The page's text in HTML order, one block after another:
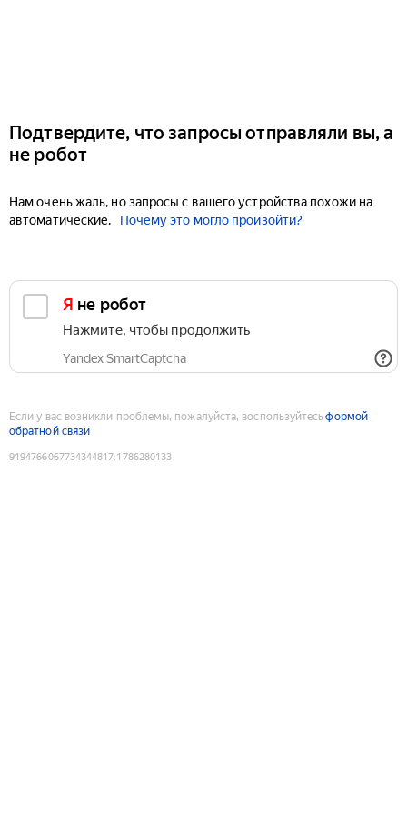
Подтвердите, что запросы отправляли вы, а
не робот
Нам очень жаль, но запросы с вашего устройства похожи на
автоматические.
Почему это могло произойти?
Я не робот
Нажмите, чтобы продолжить
Yandex SmartCaptcha
Если у вас возникли проблемы, пожалуйста, воспользуйтесьформой
обратной связи
9194766067734344817:1786280133